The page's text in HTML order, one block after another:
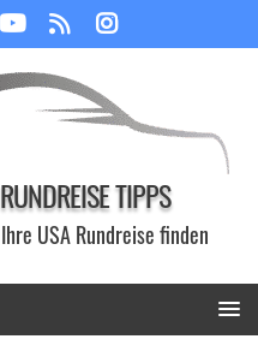
TIPPS
USA Rundreise finden